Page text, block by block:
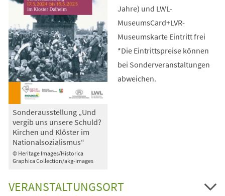
© Heritage Images/Historica
Graphica Collection/akg-images
Sonderausstellung „Und
vergib uns unsere Schuld?
Kirchen und Klöster im
Nationalsozialismus“
Jahre) und LWL-
MuseumsCard+LVR-
Museumskarte Eintritt frei
*Die Eintrittspreise können
bei Sonderveranstaltungen
abweichen.
VERANSTALTUNGSORT